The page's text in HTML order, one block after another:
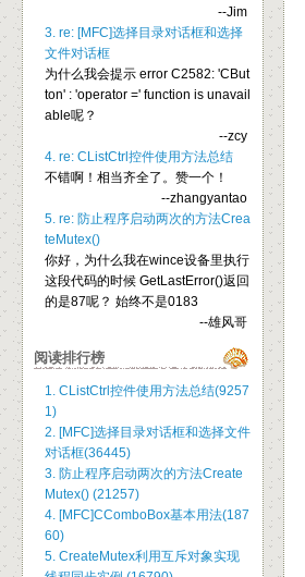
--Jim
3. re: [MFC]选择目录对话框和选择
文件对话框
为什么我会提示 error C2582: 'CBut
ton' : 'operator =' function is unavail
able呢？
--zcy
4. re: CListCtrl控件使用方法总结
不错啊！相当齐全了。赞一个！
--zhangyantao
5. re: 防止程序启动两次的方法Crea
teMutex()
你好，为什么我在wince设备里执行
这段代码的时候 GetLastError()返回
的是87呢？ 始终不是0183
--雄风哥
阅读排行榜
1. CListCtrl控件使用方法总结(9257
1)
2. [MFC]选择目录对话框和选择文件
对话框(36445)
3. 防止程序启动两次的方法Create
Mutex() (21257)
4. [MFC]CComboBox基本用法(187
60)
5. CreateMutex利用互斥对象实现